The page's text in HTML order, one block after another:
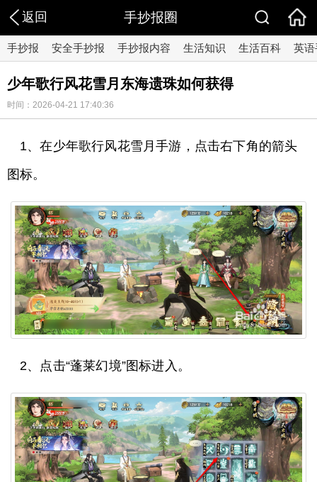
返回 手抄报圈
手抄报 安全手抄报 手抄报内容 生活知识 生活百科 英
少年歌行风花雪月东海遗珠如何获得
时间：2026-04-21 17:40:36
1、在少年歌行风花雪月手游，点击右下角的箭头
图标。
2、点击“蓬莱幻境”图标进入。